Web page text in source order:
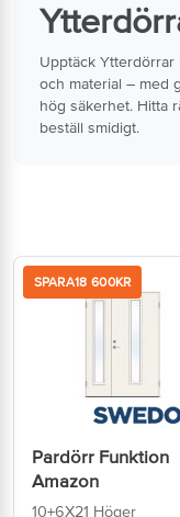
Upptäck Ytterdörrar
och material – med
hög säkerhet. Hitta
beställ smidigt.
SPARA18 600KR
Pardörr Funktion
Amazon
10+6X21 Höger